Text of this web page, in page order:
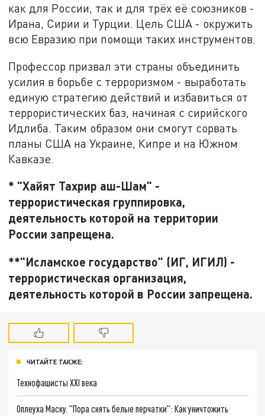
как для России, так и для трёх её союзников -
Ирана, Сирии и Турции. Цель США - окружить
всю Евразию при помощи таких инструментов.
Профессор призвал эти страны объединить
усилия в борьбе с терроризмом - выработать
единую стратегию действий и избавиться от
террористических баз, начиная с сирийского
Идлиба. Таким образом они смогут сорвать
планы США на Украине, Кипре и на Южном
Кавказе.
* "Хайят Тахрир аш-Шам" -
террористическая группировка,
деятельность которой на территории
России запрещена.
**"Исламское государство" (ИГ, ИГИЛ) -
террористическая организация,
деятельность которой в России запрещена.
ЧИТАЙТЕ ТАКЖЕ:
Технофашисты XXI века
Оплеуха Маску. "Пора снять белые перчатки": Как уничтожить